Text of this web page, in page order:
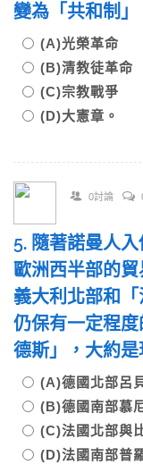
變為「共和制
(A)光榮革命
(B)清教徒革
(C)宗教戰爭
(D)大憲章。
0討論
5. 隨著諾曼人
歐洲西半部的
義大利北部和
仍保有一定程
德斯」，大約
(A)德國北部呂
(B)德國南部慕
(C)法國北部與
(D)法國南部普